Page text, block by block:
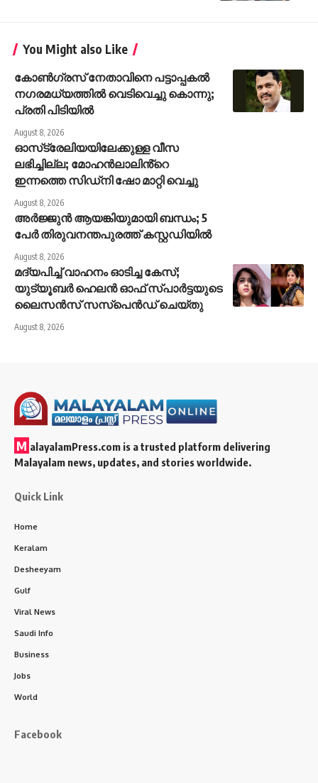
You Might also Like
കോണ്‍ഗ്രസ് നേതാവിനെ പട്ടാപ്പകല്‍
നഗരമധ്യത്തില്‍ വെടിവെച്ചു കൊന്നു;
പ്രതി പിടിയില്‍
August 8, 2026
ഓസ്‌ട്രേലിയയിലേക്കുള്ള വീസ
ലഭിച്ചില്ല; മോഹൻലാലിൻ്റെ
ഇന്നത്തെ സിഡ്നി ഷോ മാറ്റി വെച്ചു
August 8, 2026
അർജ്ജുൻ ആയങ്കിയുമായി ബന്ധം; 5
പേർ തിരുവനന്തപുരത്ത് കസ്റ്റഡിയിൽ
August 8, 2026
മദ്യപിച്ച് വാഹനം ഓടിച്ച കേസ്;
യുട്യൂബര്‍ ഹെലന്‍ ഓഫ് സ്പാര്‍ട്ടയുടെ
ലൈസന്‍സ് സസ്പെന്‍ഡ് ചെയ്തു
August 8, 2026
M alayalamPress.com is a trusted platform delivering
Malayalam news, updates, and stories worldwide.
Quick Link
Home
Keralam
Desheeyam
Gulf
Viral News
Saudi Info
Business
Jobs
World
Facebook